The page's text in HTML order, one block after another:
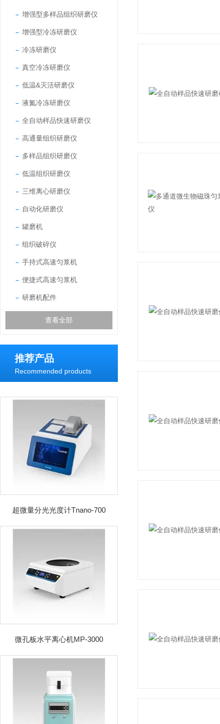
增强型多样品组织研磨仪
增强型冷冻研磨仪
冷冻研磨仪
真空冷冻研磨仪
低温&灭活研磨仪
液氮冷冻研磨仪
全自动样品快速研磨仪
高通量组织研磨仪
多样品组织研磨仪
低温组织研磨仪
三维离心研磨仪
自动化研磨仪
罐磨机
组织破碎仪
手持式高速匀浆机
便捷式高速匀浆机
研磨机配件
查看全部
推荐产品
Recommended products
超微量分光光度计Tnano-700
微孔板水平离心机MP-3000